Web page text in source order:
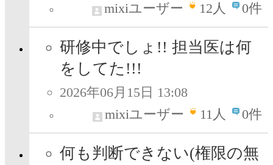
mixiユーザー
12人 0件
研修中でしょ!! 担当医は何
をしてた!!!
2026年06月15日 13:08
mixiユーザー
11人 0件
何も判断できない(権限の無